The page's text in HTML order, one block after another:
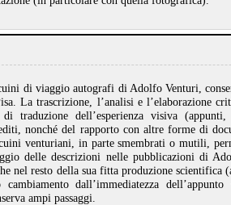
di viaggio autografi di Adolfo Venturi,
La trascrizione, l’analisi e l’elaborazione
traduzione dell’esperienza visiva (appunti,
nonché del rapporto con altre forme di
venturiani, in parte smembrati o mutili,
delle descrizioni nelle pubblicazioni di
nel resto della sua fitta produzione scientifica
dall’immediatezza
ampi passaggi.